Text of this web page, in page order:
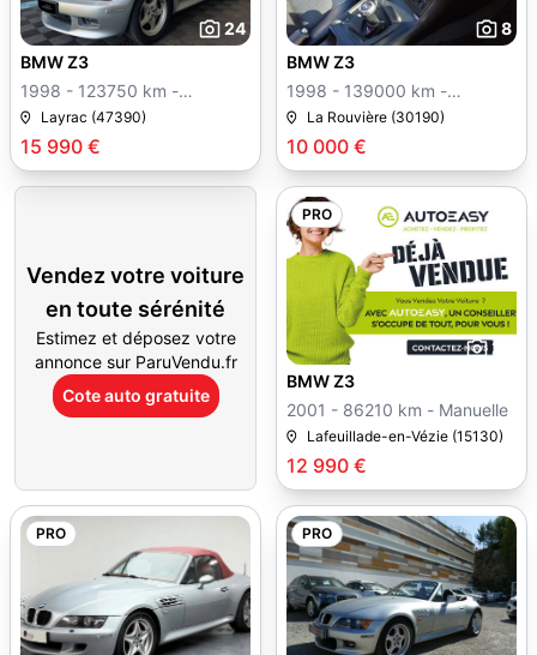
24
15 990 €
BMW Z3
1998 - 123750 km -
Manuelle
Layrac (47390)
8
10 000 €
BMW Z3
1998 - 139000 km -
Manuelle
La Rouvière (30190)
Vendez votre voiture
en toute sérénité
Estimez et déposez votre
annonce sur ParuVendu.fr
Cote auto gratuite
PRO
27
12 990 €
BMW Z3
2001 - 86210 km - Manuelle
Lafeuillade-en-Vézie (15130)
PRO PRO